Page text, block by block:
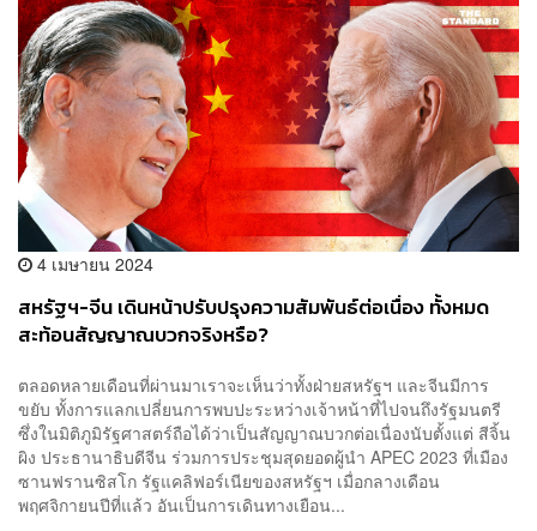
4 เมษายน 2024
สหรัฐฯ-จีน เดินหน้าปรับปรุงความสัมพันธ์ต่อเนื่อง ทั้งหมด
สะท้อนสัญญาณบวกจริงหรือ?
ตลอดหลายเดือนที่ผ่านมาเราจะเห็นว่าทั้งฝ่ายสหรัฐฯ และจีนมีการ
ขยับ ทั้งการแลกเปลี่ยนการพบปะระหว่างเจ้าหน้าที่ไปจนถึงรัฐมนตรี
ซึ่งในมิติภูมิรัฐศาสตร์ถือได้ว่าเป็นสัญญาณบวกต่อเนื่องนับตั้งแต่ สีจิ้น
ผิง ประธานาธิบดีจีน ร่วมการประชุมสุดยอดผู้นำ APEC 2023 ที่เมือง
ซานฟรานซิสโก รัฐแคลิฟอร์เนียของสหรัฐฯ เมื่อกลางเดือน
พฤศจิกายนปีที่แล้ว อันเป็นการเดินทางเยือน...